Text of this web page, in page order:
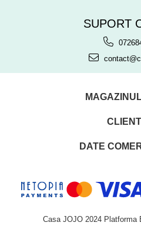
SUPORT
CLIENTI
DATE
Casa JOJO 2024 Platforma